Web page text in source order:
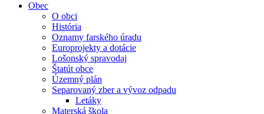
Obec
O obci
História
Oznamy farského úradu
Europrojekty a dotácie
Lošonský spravodaj
Štatút obce
Územný plán
Separovaný zber a vývoz odpadu
Letáky
Materská škola